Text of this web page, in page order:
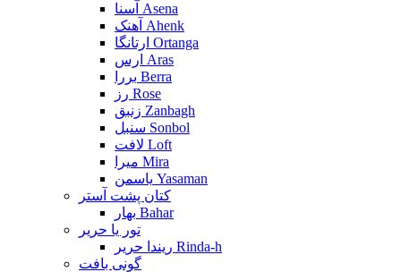
آسنا Asena
آهنک Ahenk
ارتانگا Ortanga
ارس Aras
بررا Berra
رز Rose
زنبق Zanbagh
سنبل Sonbol
لافت Loft
میرا Mira
یاسمن Yasaman
کتان پشت آستر
بهار Bahar
تور یا حریر
ریندا حریر Rinda-h
گونی بافت